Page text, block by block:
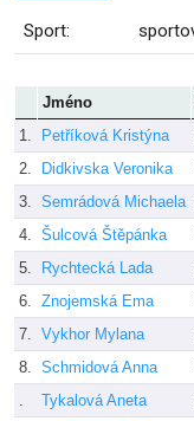
Sport:
Jméno
1.
Petříková Kristýna
2.
Didkivska Veronika
3. Semrádová Michaela
4. Šulcová Štěpánka
5.
Rychtecká Lada
6. Znojemská Ema
7. Vykhor Mylana
8. Schmidová Anna
.
Tykalová Aneta